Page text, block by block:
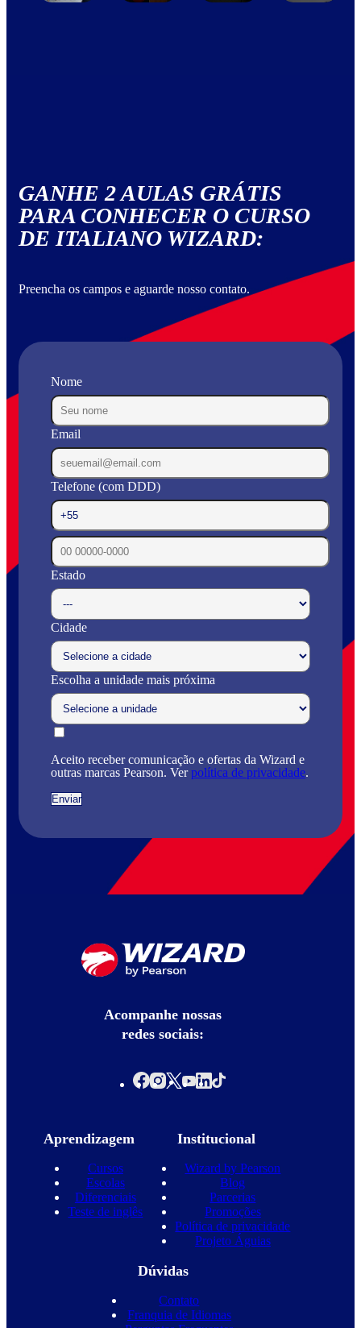
GANHE 2 AULAS GRÁTIS
PARA CONHECER O CURSO
DE ITALIANO WIZARD:
Preencha os campos e aguarde nosso contato.
Nome
Email
Telefone (com DDD)
Estado
Cidade
Escolha a unidade mais próxima
Aceito receber comunicação e ofertas da Wizard e
outras marcas Pearson. Verpolítica de privacidade.
Acompanhe nossas
redes sociais:
Aprendizagem
Cursos
Escolas
Diferenciais
Teste de inglês
Institucional
Wizard by Pearson
Blog
Parcerias
Promoções
Política de privacidade
Projeto Águias
Dúvidas
Contato
Franquia de Idiomas